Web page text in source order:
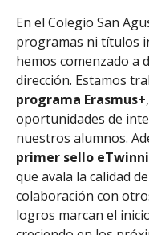
En el Colegio San
programas ni títulos
hemos comenzado a
dirección. Estamos
programa Erasmus+
oportunidades de
nuestros alumnos.
primer sello
que avala la calidad
colaboración con
logros marcan el